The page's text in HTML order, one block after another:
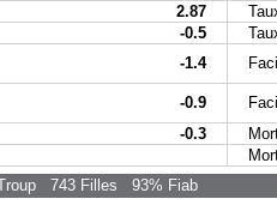
2.87
-0.5
-1.4
-0.9
-0.3
743 Filles 93% Fiab